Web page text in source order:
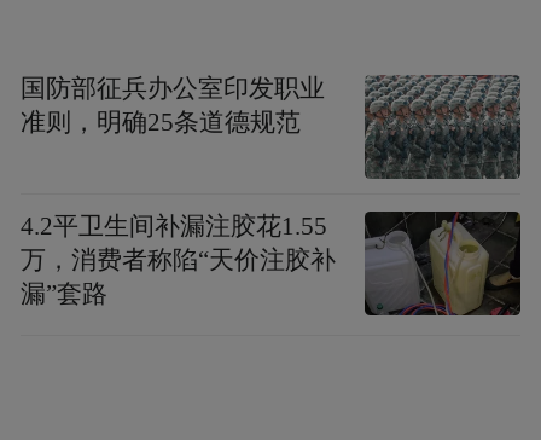
国防部征兵办公室印发职业
准则，明确25条道德规范
4.2平卫生间补漏注胶花1.55
万，消费者称陷“天价注胶补
漏”套路